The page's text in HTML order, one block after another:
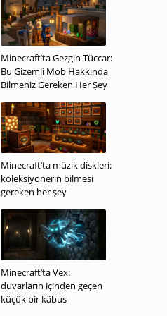
Minecraft’ta Gezgin Tüccar:
Bu Gizemli Mob Hakkında
Bilmeniz Gereken Her Şey
Minecraft’ta müzik diskleri:
koleksiyonerin bilmesi
gereken her şey
Minecraft’ta Vex:
duvarların içinden geçen
küçük bir kâbus